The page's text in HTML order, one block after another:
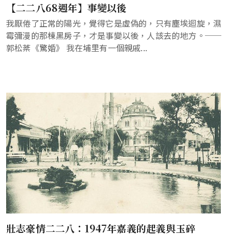
【二二八68週年】事變以後
我厭倦了正常的陽光，覺得它是虛偽的，只有塵埃迴旋，濕
霉彌漫的那棟黑房子，才是事變以後，人該去的地方。──
郭松棻《驚婚》 我在埔里有一個親戚...
壯志豪情二二八：1947年嘉義的起義與玉碎